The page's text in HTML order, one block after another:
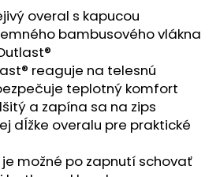
overal s kapucou
bambusového vlákna
reaguje na telesnú
teplotný komfort
a zapína sa na zips
dĺžke overalu pre praktické
možné po zapnutí schovať